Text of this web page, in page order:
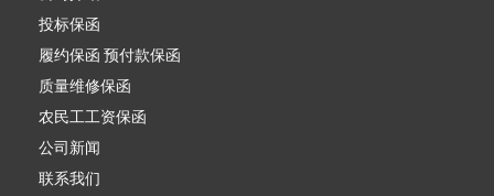
投标保函
履约保函 预付款保函
质量维修保函
农民工工资保函
公司新闻
联系我们